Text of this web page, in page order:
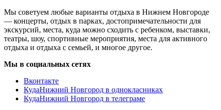
Мы советуем любые варианты отдыха в Нижнем Новгороде
— концерты, отдых в парках, достопримечательности для
экскурсий, места, куда можно сходить с ребенком, выставки,
театры, шоу, спортивные мероприятия, места для активного
отдыха и отдыха с семьей, и многое другое.
Мы в социальных сетях
Вконтакте
КудаНижний Новгород в однокласниках
КудаНижний Новгород в телеграме